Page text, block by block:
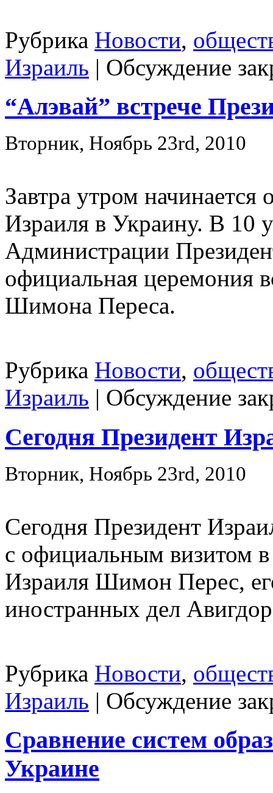
Рубрика Новости,
Израиль | Обсуждение
“Алэвай” встрече
Вторник, Ноябрь 23rd, 2010
Завтра утром
Израиля в Украину. В 10
Администрации
официальная церемония
Шимона Переса.
Рубрика Новости,
Израиль | Обсуждение
Сегодня Президент
Вторник, Ноябрь 23rd, 2010
Сегодня Президент
с официальным визитом
Израиля Шимон Перес,
иностранных дел
Рубрика Новости,
Израиль | Обсуждение
Сравнение систем
Украине